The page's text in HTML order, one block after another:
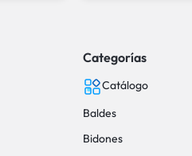
Categorías
Catálogo
Baldes
Bidones